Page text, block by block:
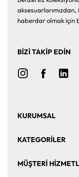
haberdar olmak için
BİZİ TAKİP EDİN
KURUMSAL
KATEGORİLER
MÜŞTERİ